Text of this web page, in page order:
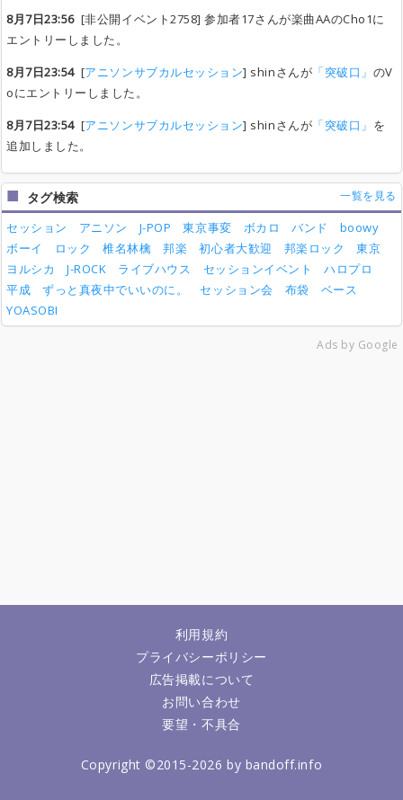
8月7日23:56[非公開イベント2758] 参加者17さんが楽曲AAのCho1に
エントリーしました。
8月7日23:54[アニソンサブカルセッション] shinさんが 「突破口」 のV
oにエントリーしました。
8月7日23:54[アニソンサブカルセッション] shinさんが 「突破口」 を
追加しました。
タグ検索 一覧を見る
セッション アニソン J-POP 東京事変 ボカロ バンド
boowy
ボーイ
ロック 椎名林檎 邦楽 初心者大歓迎 邦楽ロック
東京
ヨルシカ
J-ROCK ライブハウス セッションイベント
ハロプロ
平成
ずっと真夜中でいいのに。 セッション会 布袋
ベース
YOASOBI
Ads by Google
利用規約
プライバシーポリシー
広告掲載について
お問い合わせ
要望・不具合
Copyright ©2015-2026 by bandoff.info